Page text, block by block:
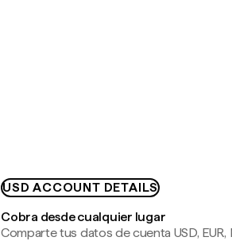
USD ACCOUNT DETAILS
Cobra desde cualquier lugar
Comparte tus datos de cuenta USD,